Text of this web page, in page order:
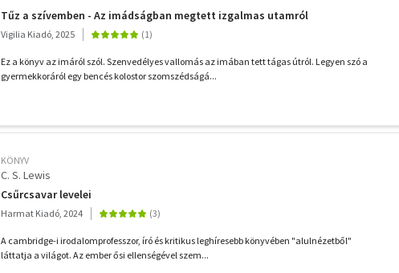
Tűz a szívemben - Az imádságban megtett izgalmas utamról
Vigilia Kiadó, 2025
Ez a könyv az imáról szól. Szenvedélyes vallomás az imában tett tágas útról. Legyen szó a
gyermekkoráról egy bencés kolostor szomszédságá...
KÖNYV
C. S. Lewis
Csűrcsavar levelei
Harmat Kiadó, 2024
A cambridge-i irodalomprofesszor, író és kritikus leghíresebb könyvében "alulnézetből"
láttatja a világot. Az ember ősi ellenségével szem...